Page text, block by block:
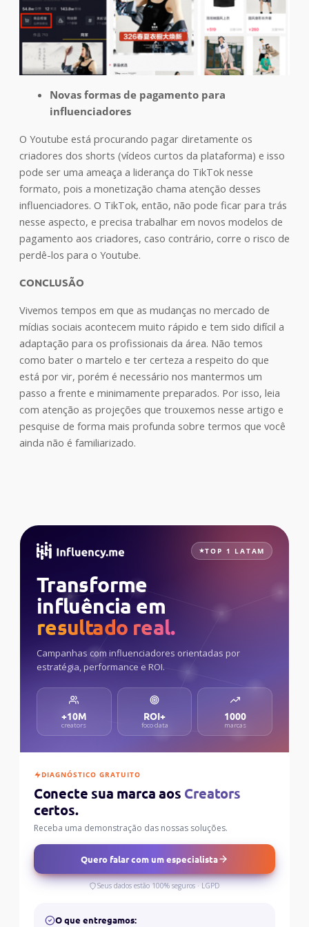
Novas formas de pagamento para
influenciadores
O Youtube está procurando pagar diretamente os
criadores dos shorts (vídeos curtos da plataforma) e isso
pode ser uma ameaça a liderança do TikTok nesse
formato, pois a monetização chama atenção desses
influenciadores. O TikTok, então, não pode ficar para trás
nesse aspecto, e precisa trabalhar em novos modelos de
pagamento aos criadores, caso contrário, corre o risco de
perdê-los para o Youtube.
CONCLUSÃO
Vivemos tempos em que as mudanças no mercado de
mídias sociais acontecem muito rápido e tem sido difícil a
adaptação para os profissionais da área. Não temos
como bater o martelo e ter certeza a respeito do que
está por vir, porém é necessário nos mantermos um
passo a frente e minimamente preparados. Por isso, leia
com atenção as projeções que trouxemos nesse artigo e
pesquise de forma mais profunda sobre termos que você
ainda não é familiarizado.
TOP 1 LATAM
Transforme
influência em
resultado real.
Campanhas com influenciadores orientadas por
estratégia, performance e ROI.
+10M
creators
ROI+
foco data
1000
marcas
DIAGNÓSTICO GRATUITO
Conecte sua marca aos Creators
certos.
Receba uma demonstração das nossas soluções.
Quero falar com um especialista
Seus dados estão 100% seguros · LGPD
O que entregamos: